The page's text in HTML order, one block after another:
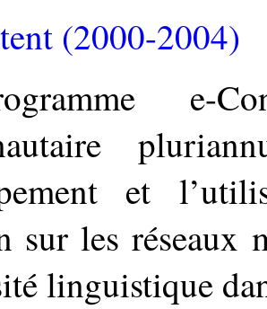
(2000-2004)
e-
et
sur les réseaux
linguistique